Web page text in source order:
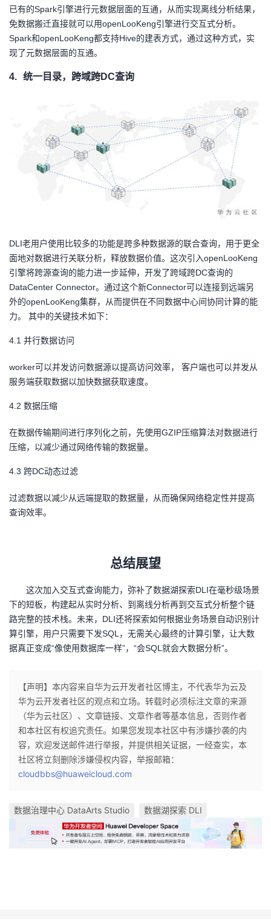
已有的Spark引擎进行元数据层面的互通，从而实现离线分析结果，
免数据搬迁直接就可以用openLooKeng引擎进行交互式分析。
Spark和openLooKeng都支持Hive的建表方式，通过这种方式，实
现了元数据层面的互通。
4. 统一目录，跨域跨DC查询
DLI老用户使用比较多的功能是跨多种数据源的联合查询，用于更全
面地对数据进行关联分析，释放数据价值。这次引入openLooKeng
引擎将跨源查询的能力进一步延伸，开发了跨域跨DC查询的
DataCenter Connector。通过这个新Connector可以连接到远端另
外的openLooKeng集群，从而提供在不同数据中心间协同计算的能
力。 其中的关键技术如下：
4.1 并行数据访问
worker可以并发访问数据源以提高访问效率， 客户端也可以并发从
服务端获取数据以加快数据获取速度。
4.2 数据压缩
在数据传输期间进行序列化之前，先使用GZIP压缩算法对数据进行
压缩，以减少通过网络传输的数据量。
4.3 跨DC动态过滤
过滤数据以减少从远端提取的数据量，从而确保网络稳定性并提高
查询效率。
总结展望
这次加入交互式查询能力，弥补了数据湖探索DLI在毫秒级场景
下的短板，构建起从实时分析、到离线分析再到交互式分析整个链
路完整的技术栈。未来，DLI还将探索如何根据业务场景自动识别计
算引擎，用户只需要下发SQL，无需关心最终的计算引擎，让大数
据真正变成“像使用数据库一样”，“会SQL就会大数据分析”。
【声明】本内容来自华为云开发者社区博主，不代表华为云及
华为云开发者社区的观点和立场。转载时必须标注文章的来源
（华为云社区）、文章链接、文章作者等基本信息，否则作者
和本社区有权追究责任。如果您发现本社区中有涉嫌抄袭的内
容，欢迎发送邮件进行举报，并提供相关证据，一经查实，本
社区将立刻删除涉嫌侵权内容，举报邮箱：
cloudbbs@huaweicloud.com
数据治理中心 DataArts Studio 数据湖探索 DLI